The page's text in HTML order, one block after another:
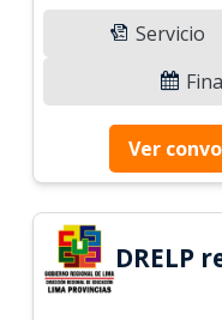
Servicio
Ver
DRELP